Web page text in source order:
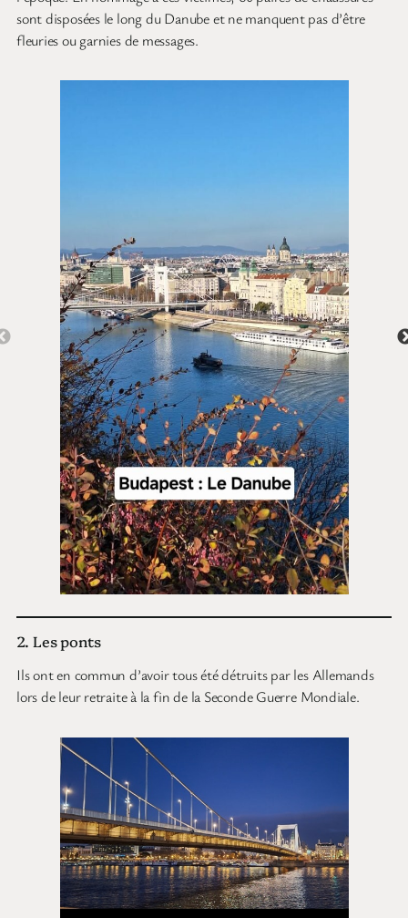
sont disposées le long du Danube et ne manquent pas d’être
fleuries ou garnies de messages.
2. Les ponts
Ils ont en commun d’avoir tous été détruits par les Allemands
lors de leur retraite à la fin de la Seconde Guerre Mondiale.